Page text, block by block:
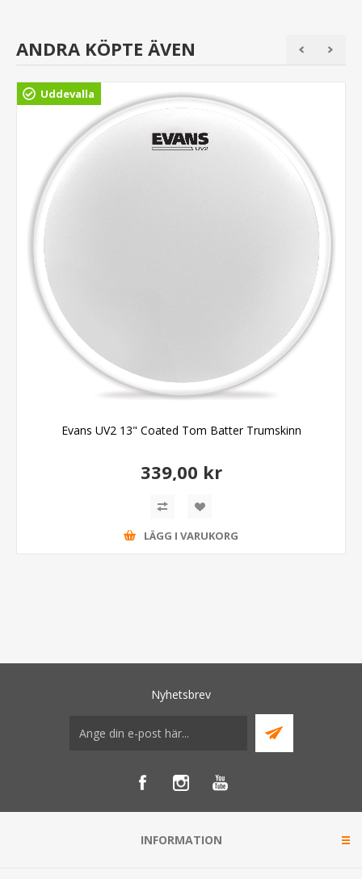
ANDRA KÖPTE ÄVEN
Uddevalla
Evans UV2 13" Coated Tom Batter Trumskinn
339,00 kr
LÄGG I VARUKORG
Nyhetsbrev
INFORMATION